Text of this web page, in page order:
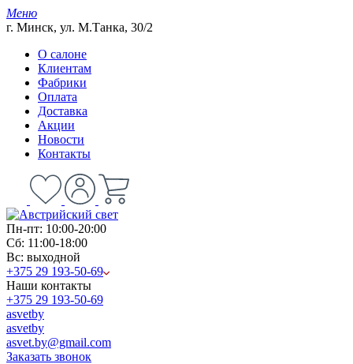
Меню
г. Минск, ул. М.Танка, 30/2
О салоне
Клиентам
Фабрики
Оплата
Доставка
Акции
Новости
Контакты
Пн-пт: 10:00-20:00
Сб: 11:00-18:00
Вс: выходной
+375 29 193-50-69
Наши контакты
+375 29 193-50-69
asvetby
asvetby
asvet.by@gmail.com
Заказать звонок